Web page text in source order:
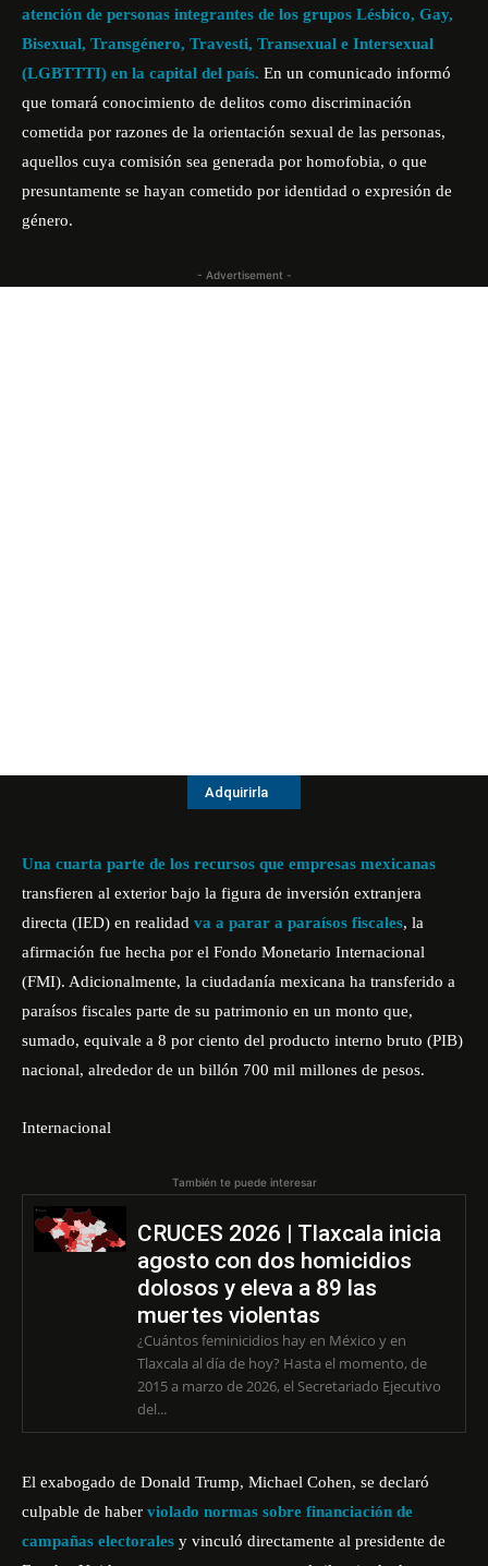
atención de personas integrantes de los grupos Lésbico, Gay,
Bisexual, Transgénero, Travesti, Transexual e Intersexual
(LGBTTTI) en la capital del país. En un comunicado informó
que tomará conocimiento de delitos como discriminación
cometida por razones de la orientación sexual de las personas,
aquellos cuya comisión sea generada por homofobia, o que
presuntamente se hayan cometido por identidad o expresión de
género.
- Advertisement -
Adquirirla
Una cuarta parte de los recursos que empresas mexicanas
transfieren al exterior bajo la figura de inversión extranjera
directa (IED) en realidad va a parar a paraísos fiscales, la
afirmación fue hecha por el Fondo Monetario Internacional
(FMI). Adicionalmente, la ciudadanía mexicana ha transferido a
paraísos fiscales parte de su patrimonio en un monto que,
sumado, equivale a 8 por ciento del producto interno bruto (PIB)
nacional, alrededor de un billón 700 mil millones de pesos.
Internacional
También te puede interesar
CRUCES 2026 | Tlaxcala inicia
agosto con dos homicidios
dolosos y eleva a 89 las
muertes violentas
¿Cuántos feminicidios hay en México y en
Tlaxcala al día de hoy? Hasta el momento, de
2015 a marzo de 2026, el Secretariado Ejecutivo
del...
El exabogado de Donald Trump, Michael Cohen, se declaró
culpable de haber violado normas sobre financiación de
campañas electorales y vinculó directamente al presidente de